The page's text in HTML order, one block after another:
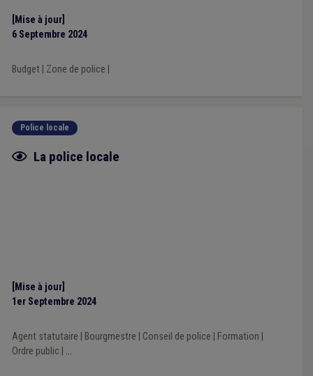
[Mise à jour]
6 Septembre 2024
Budget| Zone de police
Police locale
Fiche focus
La police locale
[Mise à jour]
1er Septembre 2024
Agent statutaire Bourgmestre Conseil de police Formation
Ordre public
...